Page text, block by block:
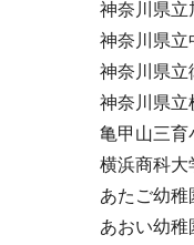
神奈川県立
神奈川県立
神奈川県立
神奈川県立
亀甲山三育
横浜商科大
あたご幼稚
あおい幼稚